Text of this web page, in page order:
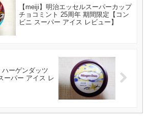
【meiji】明治エッセルスーパーカップ
チョコミント 25周年 期間限定【コン
ビニ スーパー アイス レビュー】
ハーゲンダッツ
ーパー アイス レ